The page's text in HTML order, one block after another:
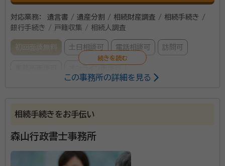
対応業務：
遺言書 / 遺産分割 / 相続財産調査 / 相続手続き /
銀行手続き / 戸籍収集 / 相続人調査
初回面談無料 土日相談可 電話相談可 訪問可
岡田 誠（おかだ まこと）
事務所口コミ（抜粋）：
account_circle 満足度 4.0 ご利用時期：2023/3
この事務所の詳細を見る
相続手続きをお手伝い
森山行政書士事務所